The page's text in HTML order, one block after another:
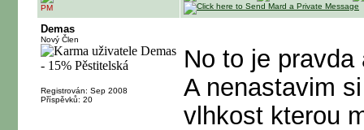
PM
Demas
Nový Člen
Registrován: Sep 2008
Příspěvků: 20
No to je
A nenastavim
vlhkost kterou